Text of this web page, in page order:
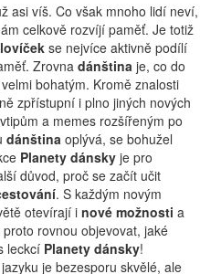
asi víš. Co však mnoho lidí neví,
celkově rozvíjí paměť. Je totiž
se nejvíce aktivně podílí
Zrovna dánština je, co do
bohatým. Kromě znalosti
zpřístupní i plno jiných nových
a memes rozšířeným po
dánština oplývá, se bohužel
Planety dánsky je pro
důvod, proč se začít učit
. S každým novým
otevírají i nové možnosti a
rovnou objevovat, jaké
leckcí Planety dánsky!
je bezesporu skvělé, ale